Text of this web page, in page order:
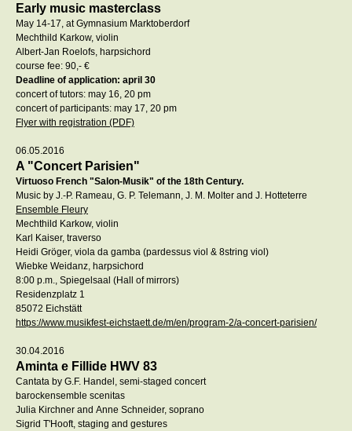
Early music masterclass
May 14-17, at Gymnasium Marktoberdorf
Mechthild Karkow, violin
Albert-Jan Roelofs, harpsichord
course fee: 90,- €
Deadline of application: april 30
concert of tutors: may 16, 20 pm
concert of participants: may 17, 20 pm
Flyer with registration (PDF)
06.05.2016
A "Concert Parisien"
Virtuoso French "Salon-Musik" of the 18th Century.
Music by J.-P. Rameau, G. P. Telemann, J. M. Molter and J. Hotteterre
Ensemble Fleury
Mechthild Karkow, violin
Karl Kaiser, traverso
Heidi Gröger, viola da gamba (pardessus viol & 8string viol)
Wiebke Weidanz, harpsichord
8:00 p.m., Spiegelsaal (Hall of mirrors)
Residenzplatz 1
85072 Eichstätt
https://www.musikfest-eichstaett.de/m/en/program-2/a-concert-parisien/
30.04.2016
Aminta e Fillide HWV 83
Cantata by G.F. Handel, semi-staged concert
barockensemble scenitas
Julia Kirchner and Anne Schneider, soprano
Sigrid T'Hooft, staging and gestures